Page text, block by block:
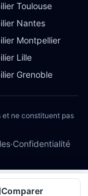
Comparer
Toulouse
Nantes
Montpellier
Lille
Grenoble
et ne constituent pas
·Confidentialité